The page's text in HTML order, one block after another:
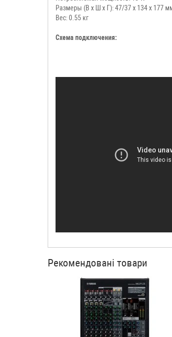
Размеры (В х Ш х Г): 47/37 х 134 х 177
Вес: 0.55 кг
Схема подключения:
Рекомендовані товари